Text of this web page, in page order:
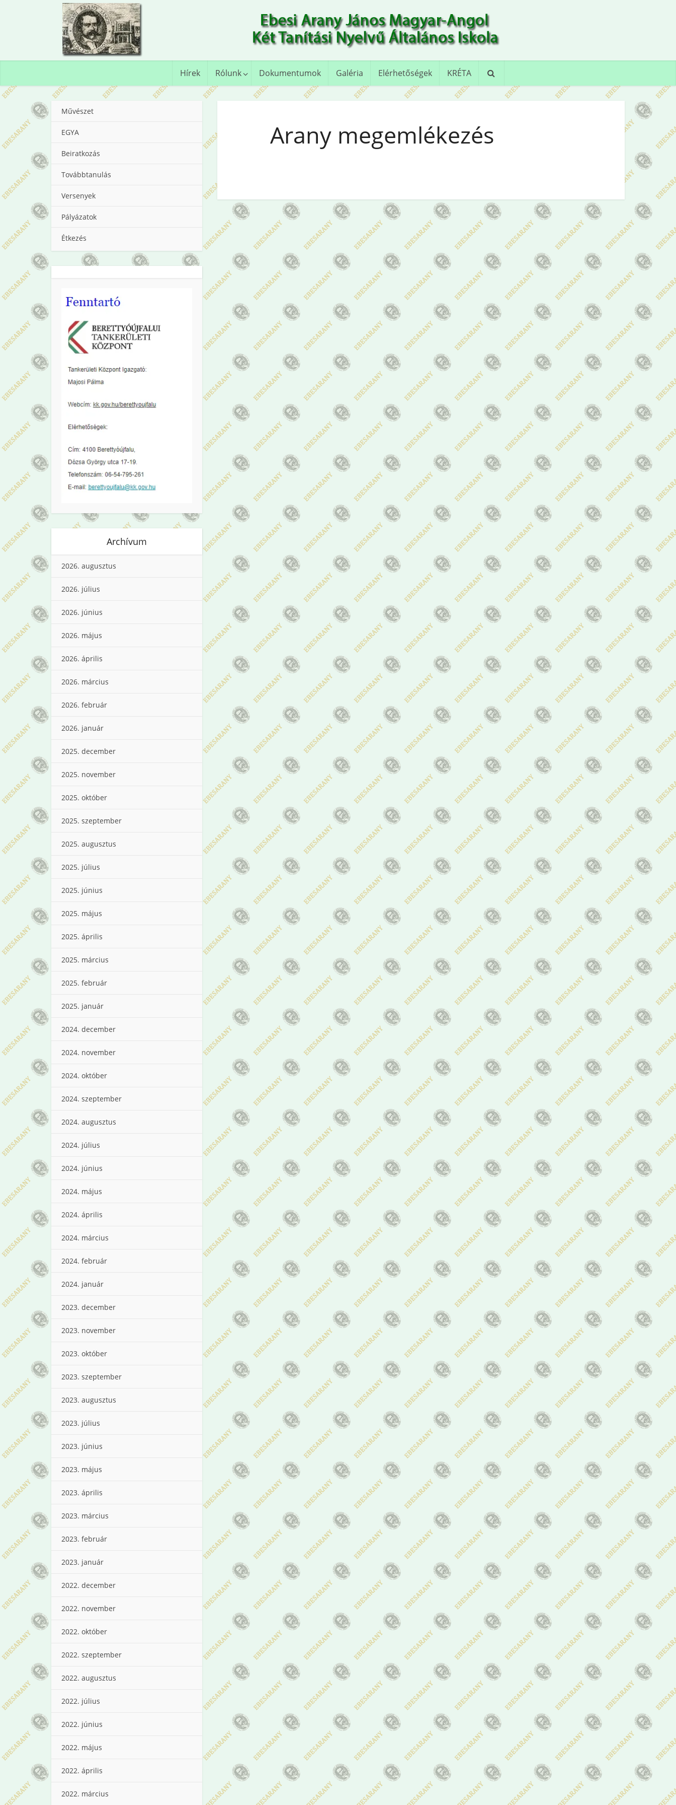
Hírek Rólunk Dokumentumok Galéria Elérhetőségek KRÉTA
Művészet
EGYA
Beiratkozás
Továbbtanulás
Versenyek
Pályázatok
Étkezés
Archívum
2026. augusztus
2026. július
2026. június
2026. május
2026. április
2026. március
2026. február
2026. január
2025. december
2025. november
2025. október
2025. szeptember
2025. augusztus
2025. július
2025. június
2025. május
2025. április
2025. március
2025. február
2025. január
2024. december
2024. november
2024. október
2024. szeptember
2024. augusztus
2024. július
2024. június
2024. május
2024. április
2024. március
2024. február
2024. január
2023. december
2023. november
2023. október
2023. szeptember
2023. augusztus
2023. július
2023. június
2023. május
2023. április
2023. március
2023. február
2023. január
2022. december
2022. november
2022. október
2022. szeptember
2022. augusztus
2022. július
2022. június
2022. május
2022. április
2022. március
Arany megemlékezés